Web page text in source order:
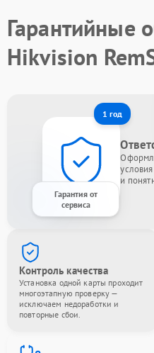
Гарантийные
Hikvision
1 год
Гарантия от
сервиса
и
Контроль качества
Установка одной карты проходит
многоэтапную проверку —
исключаем недоработки и
повторные сбои.